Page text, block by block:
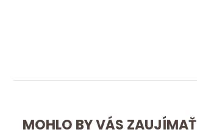
MOHLO BY VÁS ZAUJÍMAŤ